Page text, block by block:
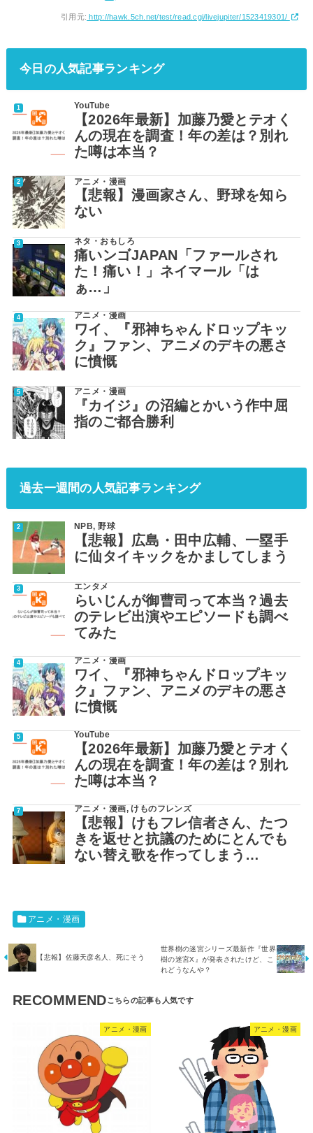
引用元: http://hawk.5ch.net/test/read.cgi/livejupiter/1523419301/
今日の人気記事ランキング
YouTube
【2026年最新】加藤乃愛とテオく
んの現在を調査！年の差は？別れ
た噂は本当？
アニメ・漫画
【悲報】漫画家さん、野球を知ら
ない
ネタ・おもしろ
痛いンゴJAPAN「ファールされ
た！痛い！」ネイマール「は
ぁ…」
アニメ・漫画
ワイ、『邪神ちゃんドロップキッ
ク』ファン、アニメのデキの悪さ
に憤慨
アニメ・漫画
『カイジ』の沼編とかいう作中屈
指のご都合勝利
過去一週間の人気記事ランキング
NPB,野球
【悲報】広島・田中広輔、一塁手
に仙タイキックをかましてしまう
エンタメ
らいじんが御曹司って本当？過去
のテレビ出演やエピソードも調べ
てみた
アニメ・漫画
ワイ、『邪神ちゃんドロップキッ
ク』ファン、アニメのデキの悪さ
に憤慨
YouTube
【2026年最新】加藤乃愛とテオく
んの現在を調査！年の差は？別れ
た噂は本当？
アニメ・漫画, けものフレンズ
【悲報】けもフレ信者さん、たつ
きを返せと抗議のためにとんでも
ない替え歌を作ってしまう…
アニメ・漫画
【悲報】佐藤天彦名人、死にそう
世界樹の迷宮シリーズ最新作『世界
樹の迷宮X』が発表されたけど、こ
れどうなんや？
RECOMMEND
アニメ・漫画 アニメ・漫画